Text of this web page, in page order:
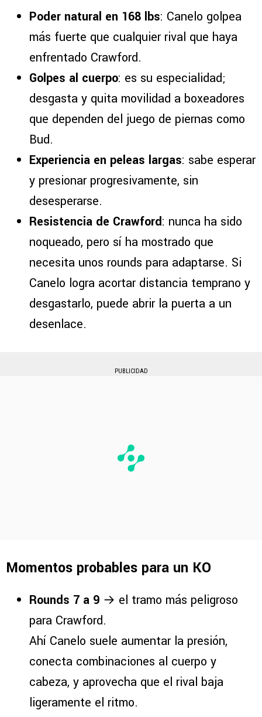
Poder natural en 168 lbs: Canelo golpea
más fuerte que cualquier rival que haya
enfrentado Crawford.
Golpes al cuerpo: es su especialidad;
desgasta y quita movilidad a boxeadores
que dependen del juego de piernas como
Bud.
Experiencia en peleas largas: sabe esperar
y presionar progresivamente, sin
desesperarse.
Resistencia de Crawford: nunca ha sido
noqueado, pero sí ha mostrado que
necesita unos rounds para adaptarse. Si
Canelo logra acortar distancia temprano y
desgastarlo, puede abrir la puerta a un
desenlace.
PUBLICIDAD
Momentos probables para un KO
Rounds 7 a 9 → el tramo más peligroso
para Crawford.
Ahí Canelo suele aumentar la presión,
conecta combinaciones al cuerpo y
cabeza, y aprovecha que el rival baja
ligeramente el ritmo.